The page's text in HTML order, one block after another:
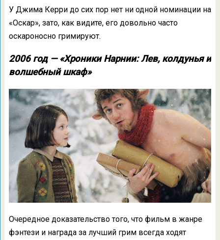
У Джима Керри до сих пор нет ни одной номинации на
«Оскар», зато, как видите, его довольно часто
оскароносно гримируют.
2006 год — «Хроники Нарнии: Лев, колдунья и
волшебный шкаф»
Очередное доказательство того, что фильм в жанре
фэнтези и награда за лучший грим всегда ходят